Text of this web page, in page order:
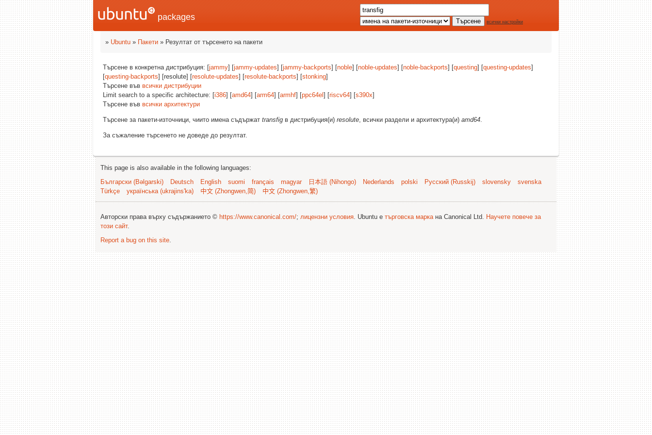
packages всички настройки
» Ubuntu » Пакети » Резултат от търсенето на пакети
Търсене в конкретна дистрибуция: [jammy] [jammy-updates] [jammy-backports] [noble] [noble-updates] [noble-backports] [questing] [questing-updates]
[questing-backports] [resolute] [resolute-updates] [resolute-backports] [stonking]
Търсене във всички дистрибуции
Limit search to a specific architecture: [i386] [amd64] [arm64] [armhf] [ppc64el ] [riscv64] [s390x]
Търсене във всички архитектури
Търсене за пакети-източници, чиито имена съдържат transfig в дистрибуция(и) resolute, всички раздели и архитектура(и) amd64.
За съжаление търсенето не доведе до резултат.
This page is also available in the following languages:
Български (Bəlgarski)
Deutsch English suomi français magyar 日本語 (Nihongo) Nederlands polski Русский (Russkij) slovensky
svenska
Türkçe
українська (ukrajins'ka) 中文 (Zhongwen,简) 中文 (Zhongwen,繁)
Авторски права върху съдържанието © https://www.canonical.com/; лицензни условия. Ubuntu е търговска маркана Canonical Ltd. Научете повече за
този сайт.
Report a bug on this site.